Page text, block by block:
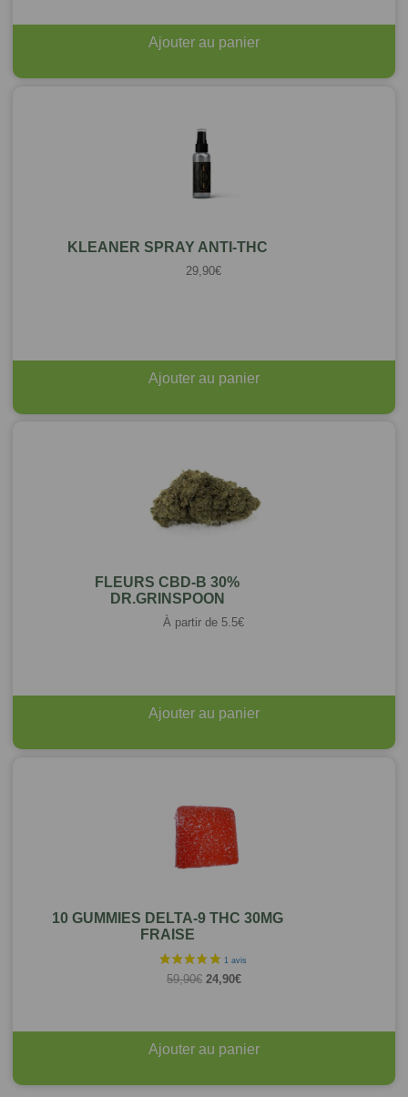
Ajouter au panier
KLEANER SPRAY ANTI-THC
29,90€
Ajouter au panier
FLEURS CBD-B 30%
DR.GRINSPOON
À partir de 5.5€
Ajouter au panier
10 GUMMIES DELTA-9 THC 30MG
FRAISE
59,90€ Le
59,90€.
24,90€Le
24,90€.
Ajouter au panier